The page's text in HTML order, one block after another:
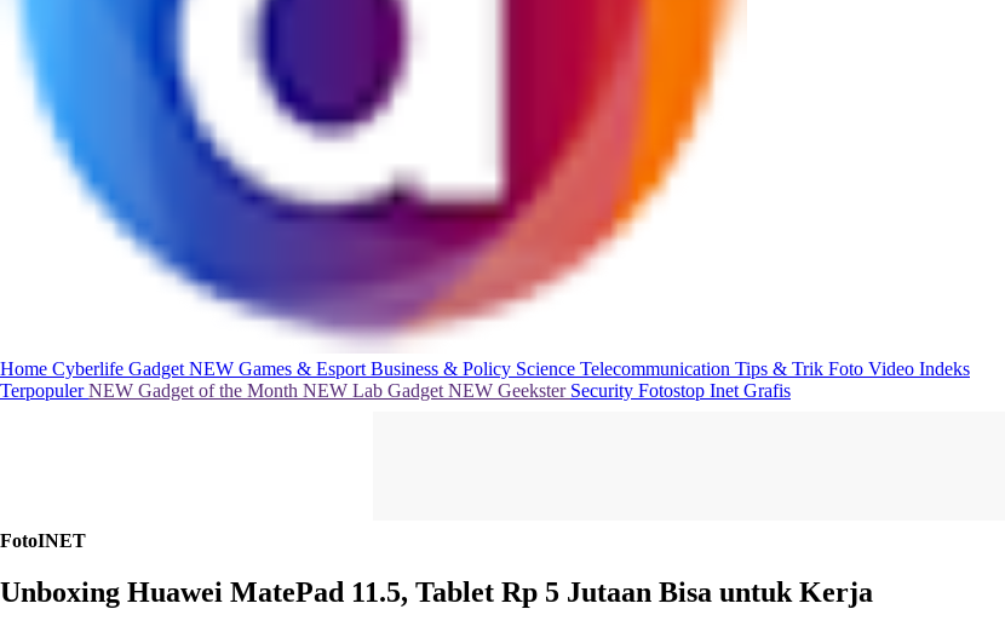
Home Cyberlife Gadget NEW Games & Esport Business & Policy Science Telecommunication Tips & Trik Foto Video Indeks
TerpopulerNEW Gadget of the Month NEW Lab Gadget NEW Geekster Security Fotostop Inet Grafis
FotoINET
Unboxing Huawei MatePad 11.5, Tablet Rp 5 Jutaan Bisa untuk Kerja